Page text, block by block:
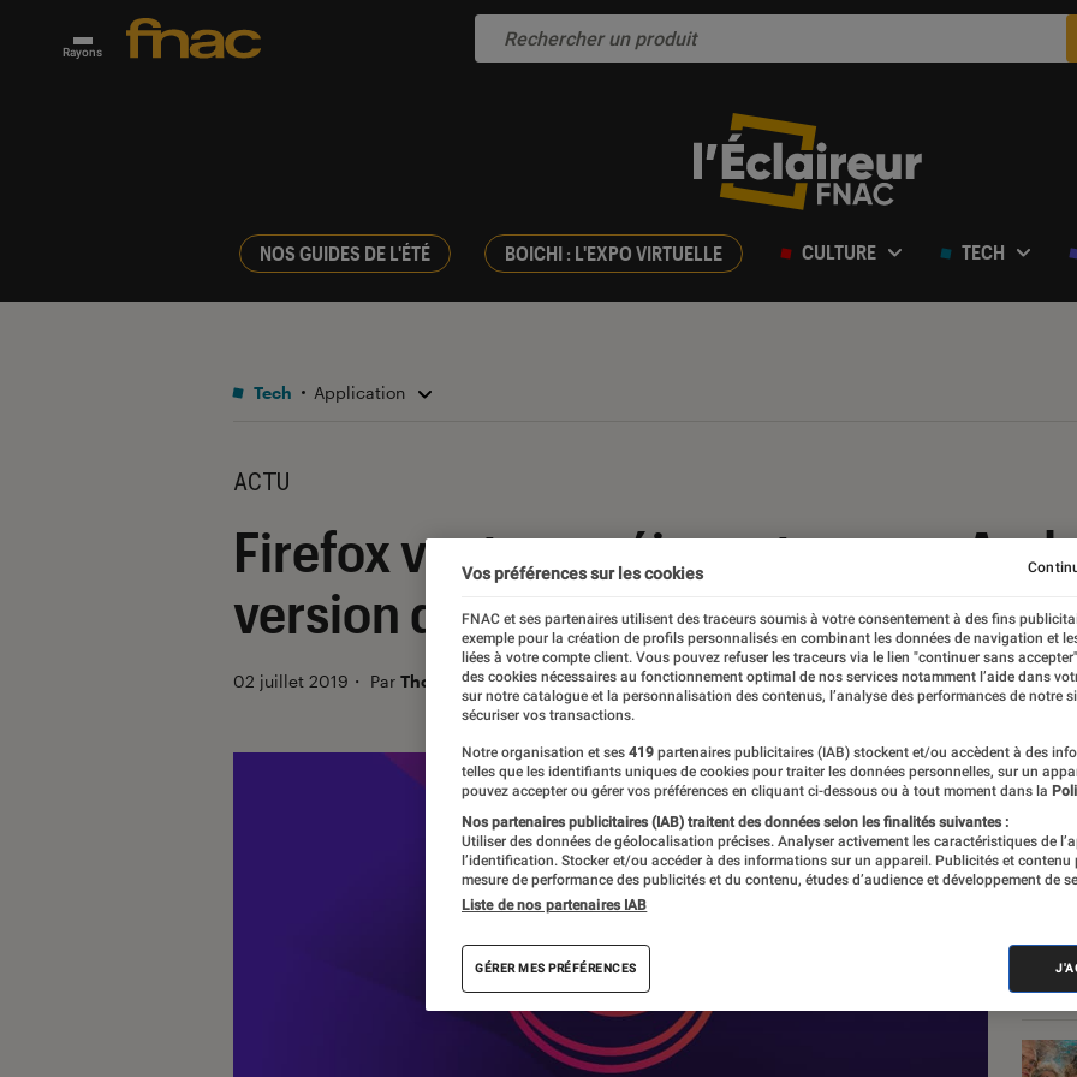
Rayons
NOS GUIDES DE L'ÉTÉ BOICHI : L'EXPO VIRTUELLE CULTURE TECH
Tech Application
ACTU
Firefox veut « se réinventer » sur
version deux fois plus rapide
02 juillet 2019 ・ Par Thomas Estimbre
Vos préférences sur les cookies
FNAC et ses partenaires utilisent des traceurs soumis à votre consentement à des fins
exemple pour la création de profils personnalisés en combinant les données de navigation et
liées à votre compte client. Vous pouvez refuser les traceurs via le lien "continuer sans
des cookies nécessaires au fonctionnement optimal de nos services notamment l’aide dans
sur notre catalogue et la personnalisation des contenus, l’analyse des performances de notre
sécuriser vos transactions.
Notre organisation et ses 419 partenaires publicitaires (IAB) stockent et/ou accèdent à des
telles que les identifiants uniques de cookies pour traiter les données personnelles, sur un
pouvez accepter ou gérer vos préférences en cliquant ci-dessous ou à tout moment dans la
Nos partenaires publicitaires (IAB) traitent des données selon les finalités suivantes :
Utiliser des données de géolocalisation précises. Analyser activement les caractéristiques de
l’identification. Stocker et/ou accéder à des informations sur un appareil. Publicités et contenu
mesure de performance des publicités et du contenu, études d’audience et développement de
Liste de nos partenaires IAB
GÉRER MES PRÉFÉRENCES